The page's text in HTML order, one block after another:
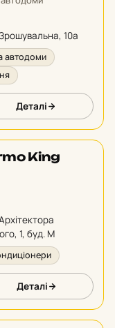
10а
автодоми
Деталі
King
1, буд. М
Деталі